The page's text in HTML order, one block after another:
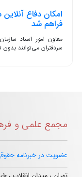
امکان دفاع
فراهم شد
معاون امور اسناد
سردفتران می‌توانند
مجمع علمی و
عضویت در خبرنامه